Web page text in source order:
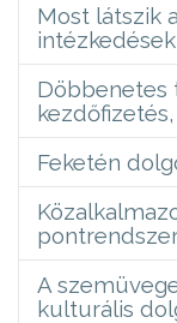
Most látszik
Döbbenetes
Feketén
A
kulturális